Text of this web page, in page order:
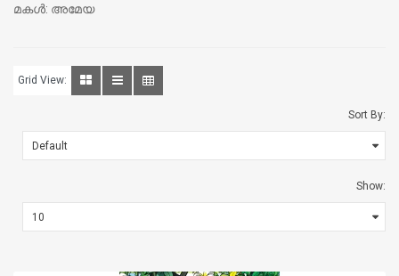
മകള്‍: അമേയ
Grid View:
Sort By:
Show: